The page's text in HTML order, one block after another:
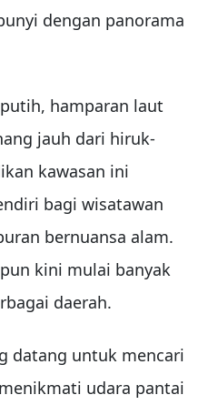
dengan panorama
hamparan laut
jauh dari hiruk-
kawasan ini
bagi wisatawan
bernuansa alam.
kini mulai banyak
daerah.
datang untuk mencari
udara pantai